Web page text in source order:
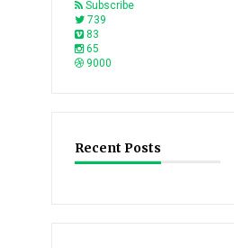
Subscribe
739
83
65
9000
Recent Posts